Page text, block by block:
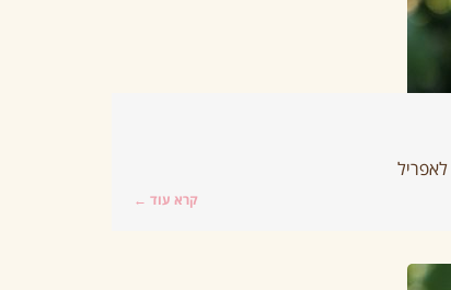
קרא עוד ←